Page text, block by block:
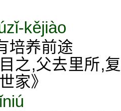
kějiào
培养前途
之,父去里所,
家》